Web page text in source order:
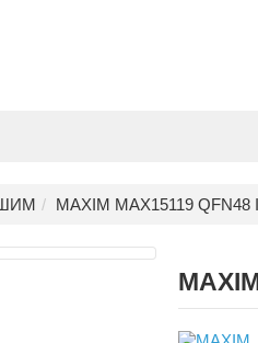
MAXIM MAX15119 QFN48